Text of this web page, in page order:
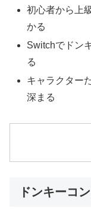
初心者から上
かる
Switchでドン
る
キャラクター
深まる
ドンキーコ